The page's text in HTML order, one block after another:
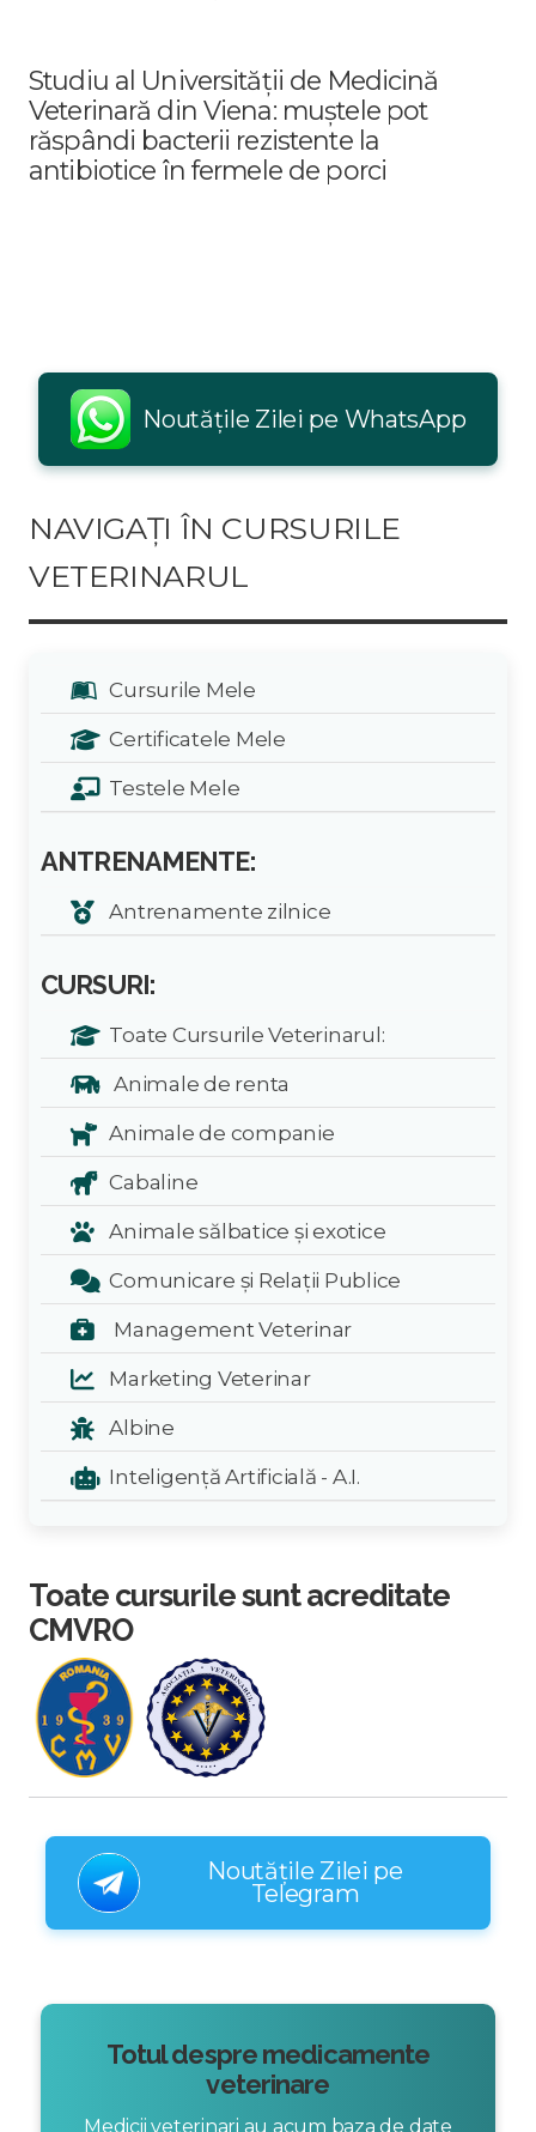
Studiu al Universității de Medicină
Veterinară din Viena: muștele pot
răspândi bacterii rezistente la
antibiotice în fermele de porci
Noutățile Zilei pe WhatsApp
NAVIGAȚI ÎN CURSURILE
VETERINARUL
Cursurile Mele
Certificatele Mele
Testele Mele
ANTRENAMENTE:
Antrenamente zilnice
CURSURI:
Toate Cursurile Veterinarul:
Animale de renta
Animale de companie
Cabaline
Animale sălbatice și exotice
Comunicare și Relații Publice
Management Veterinar
Marketing Veterinar
Albine
Inteligență Artificială - A.I.
Toate cursurile sunt acreditate
CMVRO
Noutățile Zilei pe
Telegram
Totul despre medicamente
veterinare
Medicii veterinari au acum baza de date